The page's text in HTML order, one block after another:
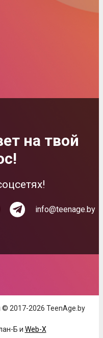
на твой
info@teenage.by
2017-2026 TeenAge.by
Б и Web-X